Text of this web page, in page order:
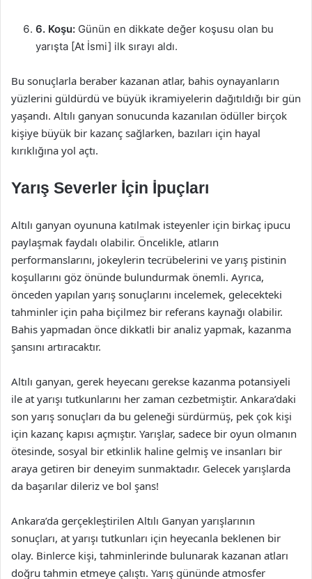
6. Koşu: Günün en dikkate değer koşusu olan bu
yarışta [At İsmi] ilk sırayı aldı.
Bu sonuçlarla beraber kazanan atlar, bahis oynayanların
yüzlerini güldürdü ve büyük ikramiyelerin dağıtıldığı bir gün
yaşandı. Altılı ganyan sonucunda kazanılan ödüller birçok
kişiye büyük bir kazanç sağlarken, bazıları için hayal
kırıklığına yol açtı.
Yarış Severler İçin İpuçları
Altılı ganyan oyununa katılmak isteyenler için birkaç ipucu
paylaşmak faydalı olabilir. Öncelikle, atların
performanslarını, jokeylerin tecrübelerini ve yarış pistinin
koşullarını göz önünde bulundurmak önemli. Ayrıca,
önceden yapılan yarış sonuçlarını incelemek, gelecekteki
tahminler için paha biçilmez bir referans kaynağı olabilir.
Bahis yapmadan önce dikkatli bir analiz yapmak, kazanma
şansını artıracaktır.
Altılı ganyan, gerek heyecanı gerekse kazanma potansiyeli
ile at yarışı tutkunlarını her zaman cezbetmiştir. Ankara’daki
son yarış sonuçları da bu geleneği sürdürmüş, pek çok kişi
için kazanç kapısı açmıştır. Yarışlar, sadece bir oyun olmanın
ötesinde, sosyal bir etkinlik haline gelmiş ve insanları bir
araya getiren bir deneyim sunmaktadır. Gelecek yarışlarda
da başarılar dileriz ve bol şans!
Ankara’da gerçekleştirilen Altılı Ganyan yarışlarının
sonuçları, at yarışı tutkunları için heyecanla beklenen bir
olay. Binlerce kişi, tahminlerinde bulunarak kazanan atları
doğru tahmin etmeye çalıştı. Yarış gününde atmosfer